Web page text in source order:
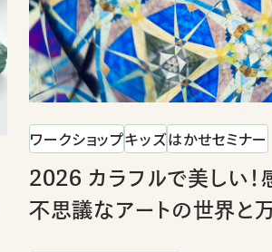
ワークショップキッズはかせセミナー
2026 カラフルで美しい！
不思議なアートの世界と